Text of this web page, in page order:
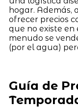
hogar. Además,
ofrecer precios
que no existe en
menudo se
(por el agua)
Guía de